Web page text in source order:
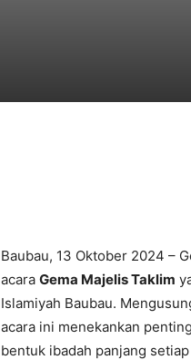
Baubau, 13 Oktober 2024 –
acara Gema Majelis Taklim
Islamiyah Baubau.
acara ini menekankan
bentuk ibadah panjang